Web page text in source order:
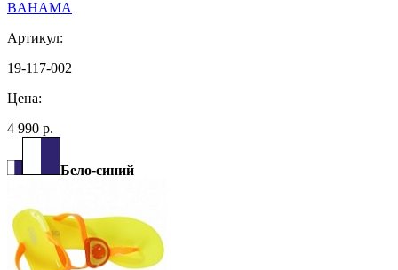
BAHAMA
Артикул:
19-117-002
Цена:
4 990 р.
Бело-синий